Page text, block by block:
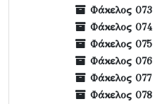
Φάκελος 073
Φάκελος 074
Φάκελος 075
Φάκελος 076
Φάκελος 077
Φάκελος 078